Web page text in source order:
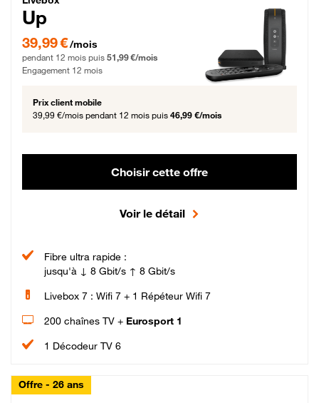
Up
39,99 € par mois pendant 12 mois puis 51,99 € par mois, Engagement 12 mois
39,99 €/mois
pendant 12 mois puis 51,99 €/mois
Engagement 12 mois
Prix client mobile
39,99 €/mois pendant 12 mois puis 46,99 €/mois
Choisir cette offre
Voir le détail
Fibre ultra rapide :
jusqu'à ↓ 8 Gbit/s ↑ 8 Gbit/s
Livebox 7 : Wifi 7 + 1 Répéteur Wifi 7
200 chaînes TV + Eurosport 1
1 Décodeur TV 6
Offre - 26 ans